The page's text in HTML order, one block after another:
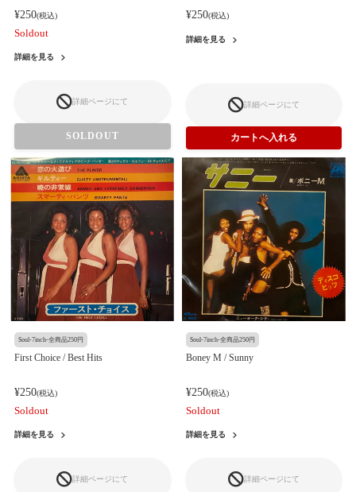
¥250(税込)
Soldout
詳細を見る
詳細ページにて
SOLDOUT
¥250(税込)
詳細を見る
詳細ページにて
Soul-7inch-全商品250円
First Choice / Best Hits
¥250(税込)
Soldout
詳細を見る
詳細ページにて
Soul-7inch-全商品250円
Boney M / Sunny
¥250(税込)
Soldout
詳細を見る
詳細ページにて